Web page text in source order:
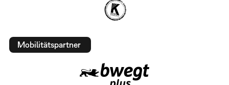
Mobilitätspartner